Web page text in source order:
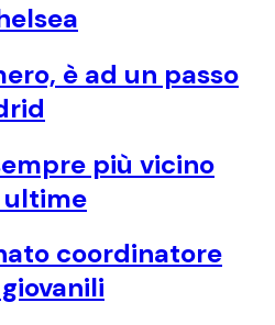
è ad un passo
più vicino
ultime
coordinatore